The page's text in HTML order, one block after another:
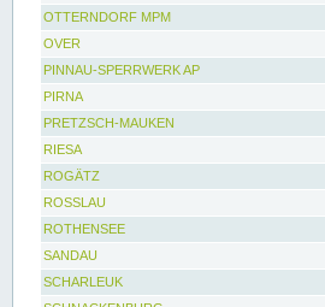
OTTERNDORF MPM
OVER
PINNAU-SPERRWERK AP
PIRNA
PRETZSCH-MAUKEN
RIESA
ROGÄTZ
ROSSLAU
ROTHENSEE
SANDAU
SCHARLEUK